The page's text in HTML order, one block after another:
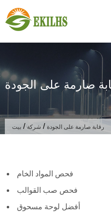
صارمة على الجودة
بيت / شركة / رقابة صارمة على الجودة
فحص المواد الخام
فحص صب القوالب
أفضل لوحة مسحوق